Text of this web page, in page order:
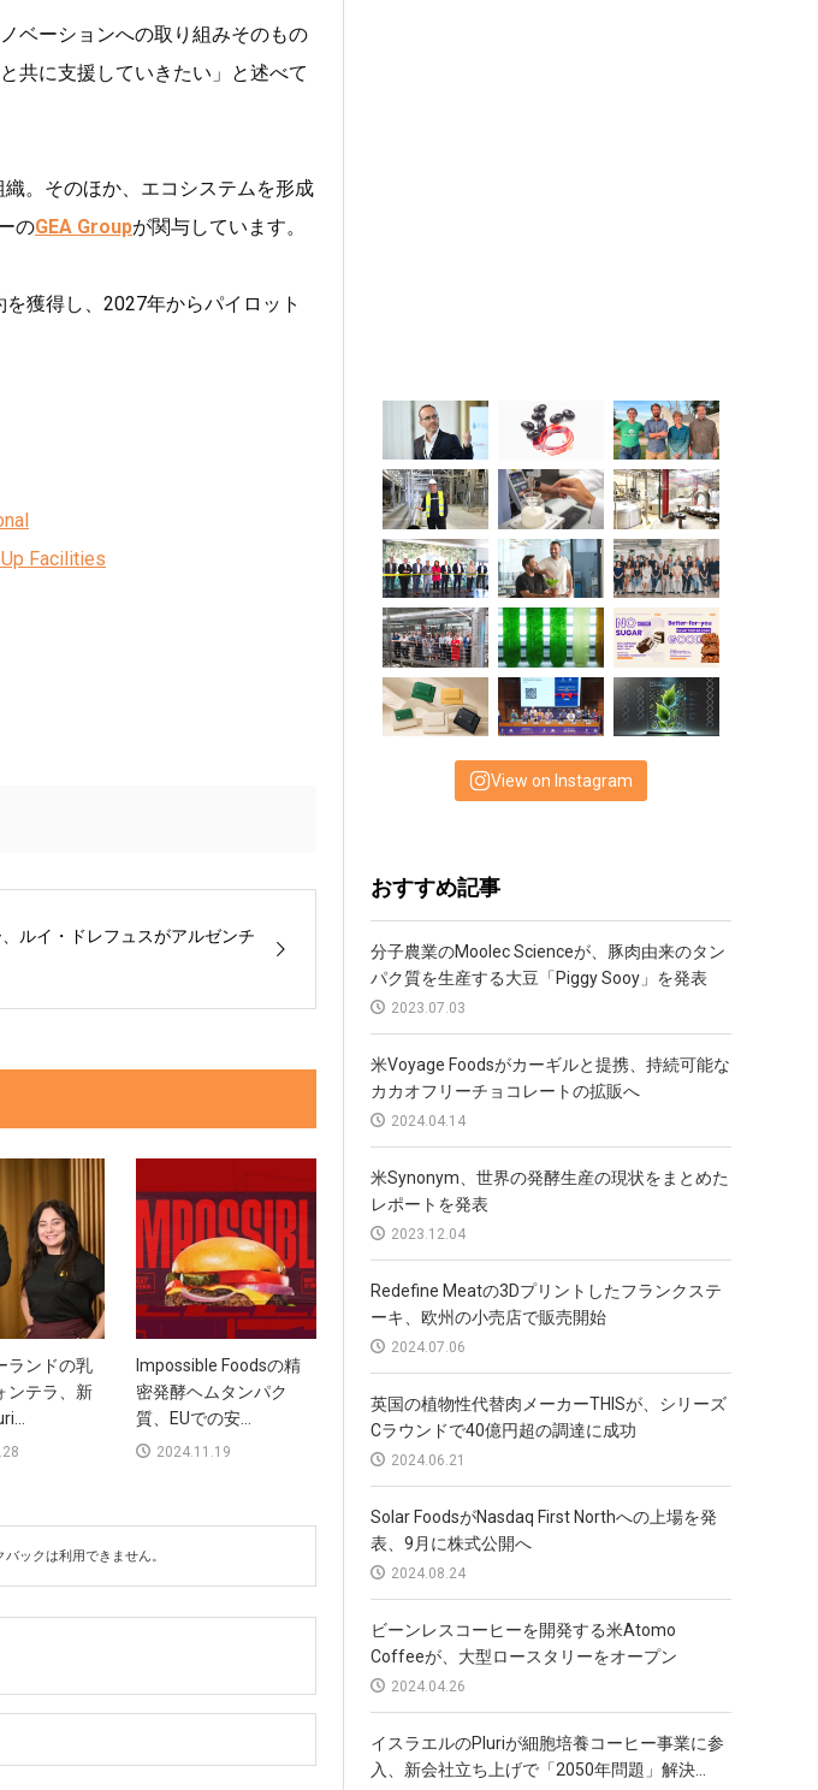
ベーションへの取り組みそのもの
共に支援していきたい」と述べて
。そのほか、エコシステムを形成
のGEA Groupが関与しています。
獲得し、2027年からパイロット
Facilities
ルイ・ドレフュスがアルゼンチ
ランドの乳
ンテラ、新
Impossible Foodsの精
密発酵ヘムタンパク
質、EUでの安...
2024.11.19
バックは利用できません。
View on Instagram
おすすめ記事
分子農業のMoolec Scienceが、豚肉由来のタン
パク質を生産する大豆「Piggy Sooy」を発表
2023.07.03
米Voyage Foodsがカーギルと提携、持続可能な
カカオフリーチョコレートの拡販へ
2024.04.14
米Synonym、世界の発酵生産の現状をまとめた
レポートを発表
2023.12.04
Redefine Meatの3Dプリントしたフランクステ
ーキ、欧州の小売店で販売開始
2024.07.06
英国の植物性代替肉メーカーTHISが、シリーズ
Cラウンドで40億円超の調達に成功
2024.06.21
Solar FoodsがNasdaq First Northへの上場を発
表、9月に株式公開へ
2024.08.24
ビーンレスコーヒーを開発する米Atomo
Coffeeが、大型ロースタリーをオープン
2024.04.26
イスラエルのPluriが細胞培養コーヒー事業に参
入、新会社立ち上げで「2050年問題」解決...